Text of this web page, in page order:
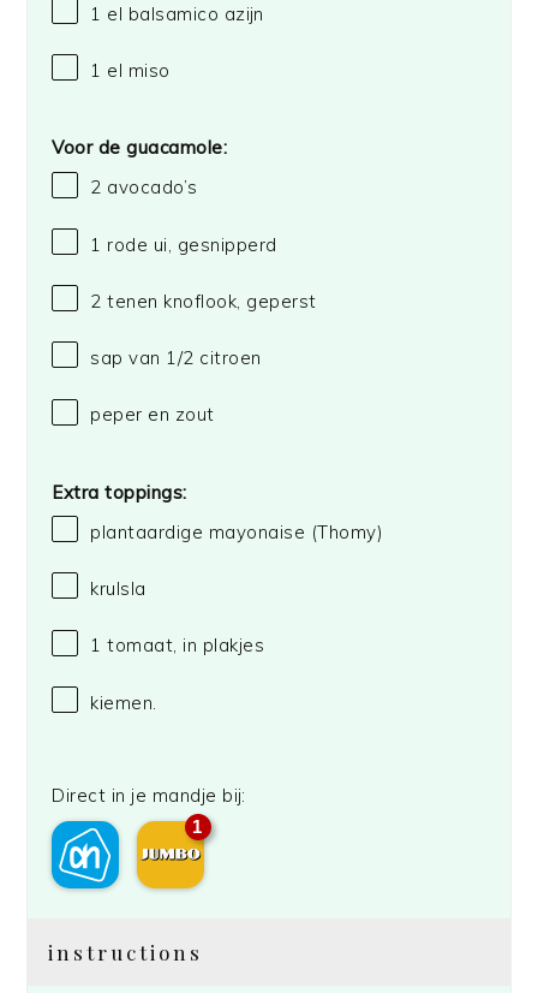
1 el balsamico azijn
1 el miso
Voor de guacamole:
2 avocado’s
1 rode ui, gesnipperd
2 tenen knoflook, geperst
sap van 1/2 citroen
peper en zout
Extra toppings:
plantaardige mayonaise (Thomy)
krulsla
1 tomaat, in plakjes
kiemen.
Direct in je mandje bij:
1
instructions